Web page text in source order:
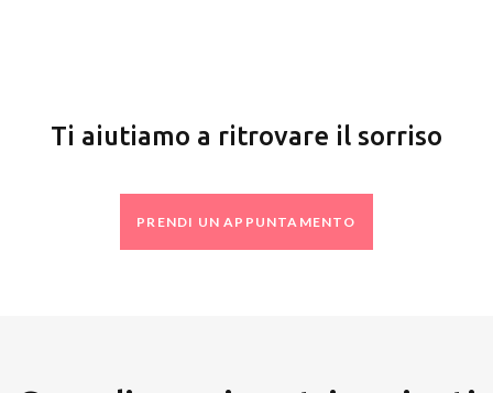
Ti aiutiamo a ritrovare il sorriso
PRENDI UN APPUNTAMENTO